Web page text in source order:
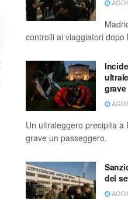
controlli ai viaggiatori dopo
Un ultraleggero precipita a
grave un passeggero.
del